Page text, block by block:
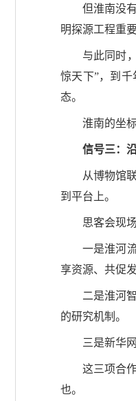
但淮南没
明探源工程重
与此同时
惊天下”，到
态。
淮南的坐
信号三：
从博物馆
到平台上。
思客会现
一是淮河
享资源、共促
二是淮河
的研究机制。
三是新华
这三项合
也。